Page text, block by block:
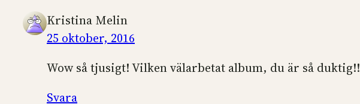
Kristina Melin
25 oktober, 2016
Wow så tjusigt! Vilken välarbetat album, du är så duktig!!
Svara